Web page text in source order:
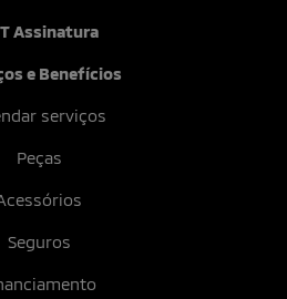
Assinatura
e Benefícios
serviços
Peças
Seguros